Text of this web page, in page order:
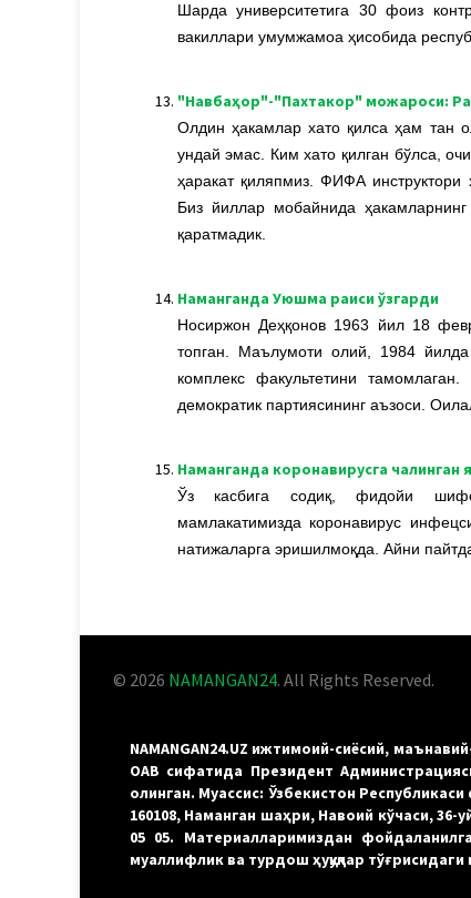
Шарда университетига 30 фоиз
вакиллари умумжамоа ҳисобида
13. "Навбаҳор"-"Пахтакор" можароси:
Олдин ҳакамлар хато қилса ҳам тан
ундай эмас. Ким хато қилган бўлса,
ҳаракат қиляпмиз. ФИФА инструктори
Биз йиллар мобайнида
қаратмадик.
14. Наманганда Уюшма раиси ўзгарди
Носиржон Деҳқонов 1963 йил 18
топган. Маълумоти олий, 1984 йилда
комплекс факультетини
демократик партиясининг аъзоси.
15. Наманганда коронавирусга чалинган
Ўз касбига содиқ, фидойи
мамлакатимизда коронавирус
натижаларга эришилмоқда. Айни
© 2026 NAMANGAN24. All Rights Reserved.
NAMANGAN24.UZ ижтимоий-сиёсий,
ОАВ сифатида Президент
олинган. Муассис: Ўзбекистон
160108, Наманган шаҳри, Навоий кўчаси,
05 05. Материалларимиздан
муаллифлик ва турдош ҳуқуқлар